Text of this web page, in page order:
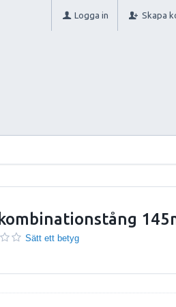
Logga in Skapa
Sätt ett betyg